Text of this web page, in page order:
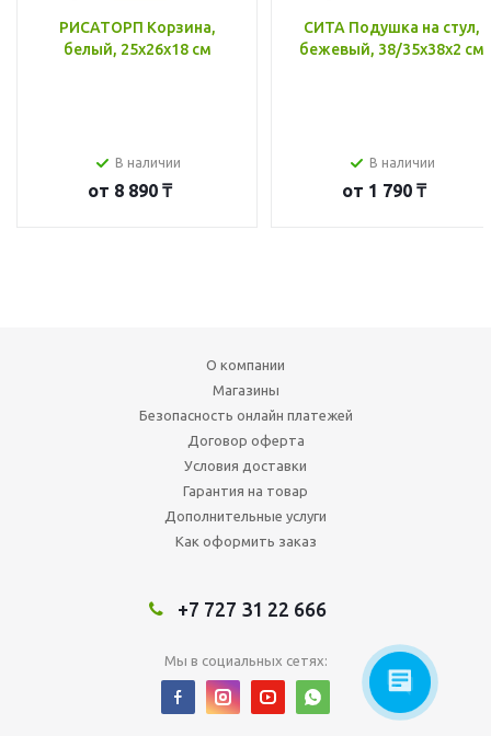
РИСАТОРП Корзина,
белый, 25x26x18 см
В наличии
от 8 890 ₸
СИТА Подушка на стул,
бежевый, 38/35x38x2 см
В наличии
от 1 790 ₸
О компании
Магазины
Безопасность онлайн платежей
Договор оферта
Условия доставки
Гарантия на товар
Дополнительные услуги
Как оформить заказ
+7 727 31 22 666
Мы в социальных сетях: